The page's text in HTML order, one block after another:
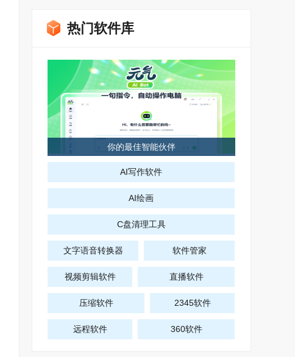
热门软件库
你的最佳智能伙伴
AI写作软件
AI绘画
C盘清理工具
文字语音转换器 软件管家
视频剪辑软件 直播软件
压缩软件 2345软件
远程软件 360软件